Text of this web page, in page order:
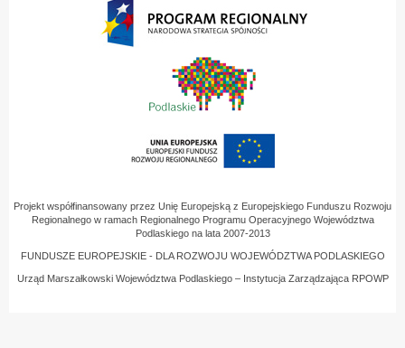
Projekt współfinansowany przez Unię Europejską z Europejskiego Funduszu Rozwoju
Regionalnego w ramach Regionalnego Programu Operacyjnego Województwa
Podlaskiego na lata 2007-2013
FUNDUSZE EUROPEJSKIE - DLA ROZWOJU WOJEWÓDZTWA PODLASKIEGO
Urząd Marszałkowski Województwa Podlaskiego – Instytucja Zarządzająca RPOWP